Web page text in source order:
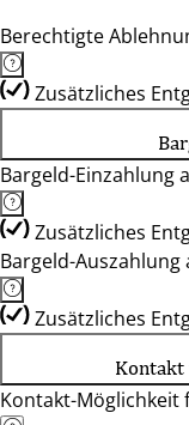
Berechtigte
Zusätzliches
Bargeld-Einzahlung
Zusätzliches
Bargeld-Auszahlung
Zusätzliches
Kontakt-Möglichkeit